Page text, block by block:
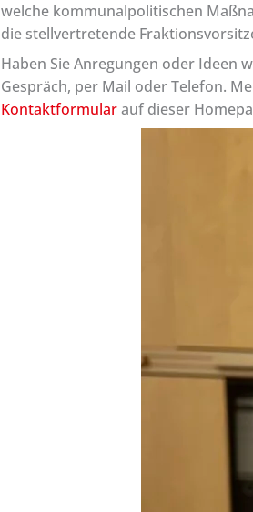
welche kommunalpolitischen
die stellvertretende
Haben Sie Anregungen oder Ideen
Gespräch, per Mail oder Telefon.
Kontaktformularauf dieser